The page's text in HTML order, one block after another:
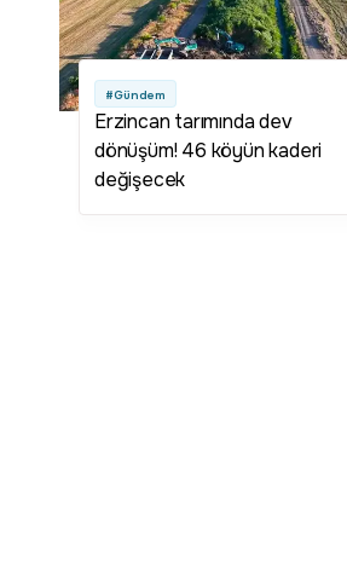
#Gündem
Erzincan tarımında dev
dönüşüm! 46 köyün kaderi
değişecek